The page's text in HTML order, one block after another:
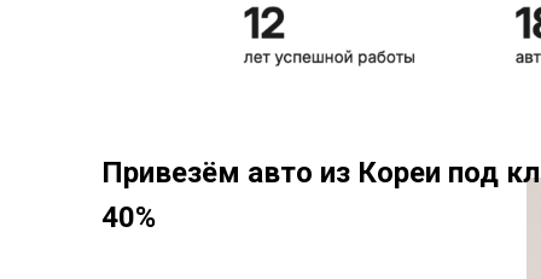
Привезём авто из Кореи под
40%